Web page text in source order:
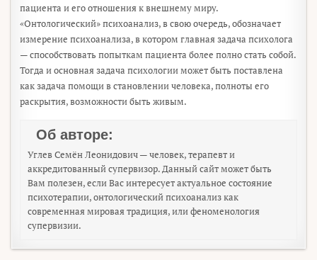
пациента и его отношения к внешнему миру.
«Онтологический» психоанализ, в свою очередь, обозначает
измерение психоанализа, в котором главная задача психолога
— способствовать попыткам пациента более полно стать собой.
Тогда и основная задача психологии может быть поставлена
как задача помощи в становлении человека, полноты его
раскрытия, возможности быть живым.
Об авторе:
Углев Семён Леонидович — человек, терапевт и
аккредитованный супервизор. Данный сайт может быть
Вам полезен, если Вас интересует актуальное состояние
психотерапии, онтологический психоанализ как
современная мировая традиция, или феноменология
супервизии.